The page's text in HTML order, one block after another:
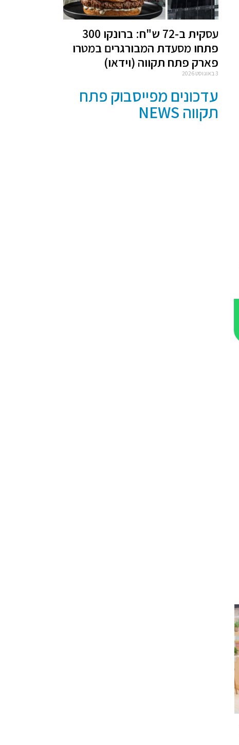
עסקית ב-72 ש"ח: ברונקו 300
פתחו מסעדת המבורגרים במטרו
פארק פתח תקווה (וידאו)
3 באוגוסט 2026
עדכונים מפייסבוק פתח
תקווה NEWS